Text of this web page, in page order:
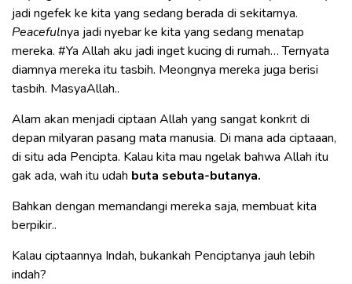
jadi ngefek ke kita yang sedang berada di sekitarnya.
Peacefulnya jadi nyebar ke kita yang sedang menatap
mereka. #Ya Allah aku jadi inget kucing di rumah… Ternyata
diamnya mereka itu tasbih. Meongnya mereka juga berisi
tasbih. MasyaAllah..
Alam akan menjadi ciptaan Allah yang sangat konkrit di
depan milyaran pasang mata manusia. Di mana ada ciptaaan,
di situ ada Pencipta. Kalau kita mau ngelak bahwa Allah itu
gak ada, wah itu udah buta sebuta-butanya.
Bahkan dengan memandangi mereka saja, membuat kita
berpikir..
Kalau ciptaannya Indah, bukankah Penciptanya jauh lebih
indah?